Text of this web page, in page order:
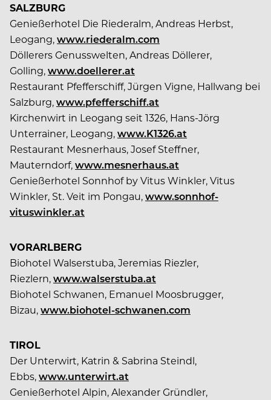
SALZBURG
Genießerhotel Die Riederalm, Andreas Herbst,
Leogang,www.riederalm.com
Döllerers Genusswelten, Andreas Döllerer,
Golling,www.doellerer.at
Restaurant Pfefferschiff, Jürgen Vigne, Hallwang bei
Salzburg,www.pfefferschiff.at
Kirchenwirt in Leogang seit 1326, Hans-Jörg
Unterrainer, Leogang,www.K1326.at
Restaurant Mesnerhaus, Josef Steffner,
Mauterndorf,www.mesnerhaus.at
Genießerhotel Sonnhof by Vitus Winkler, Vitus
Winkler, St. Veit im Pongau,www.sonnhof-
vituswinkler.at
VORARLBERG
Biohotel Walserstuba, Jeremias Riezler,
Riezlern,www.walserstuba.at
Biohotel Schwanen, Emanuel Moosbrugger,
Bizau,www.biohotel-schwanen.com
TIROL
Der Unterwirt, Katrin & Sabrina Steindl,
Ebbs,www.unterwirt.at
Genießerhotel Alpin, Alexander Gründler,